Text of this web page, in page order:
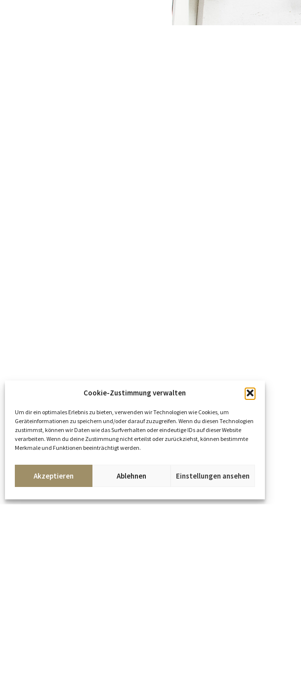
Cookie-Zustimmung verwalten
Um dir ein optimales Erlebnis zu bieten, verwenden wir Technologien wie Cookies, um
Geräteinformationen zu speichern und/oder darauf zuzugreifen. Wenn du diesen Technologien
zustimmst, können wir Daten wie das Surfverhalten oder eindeutige IDs auf dieser Website
verarbeiten. Wenn du deine Zustimmung nicht erteilst oder zurückziehst, können bestimmte
Merkmale und Funktionen beeinträchtigt werden.
Akzeptieren Ablehnen Einstellungen ansehen